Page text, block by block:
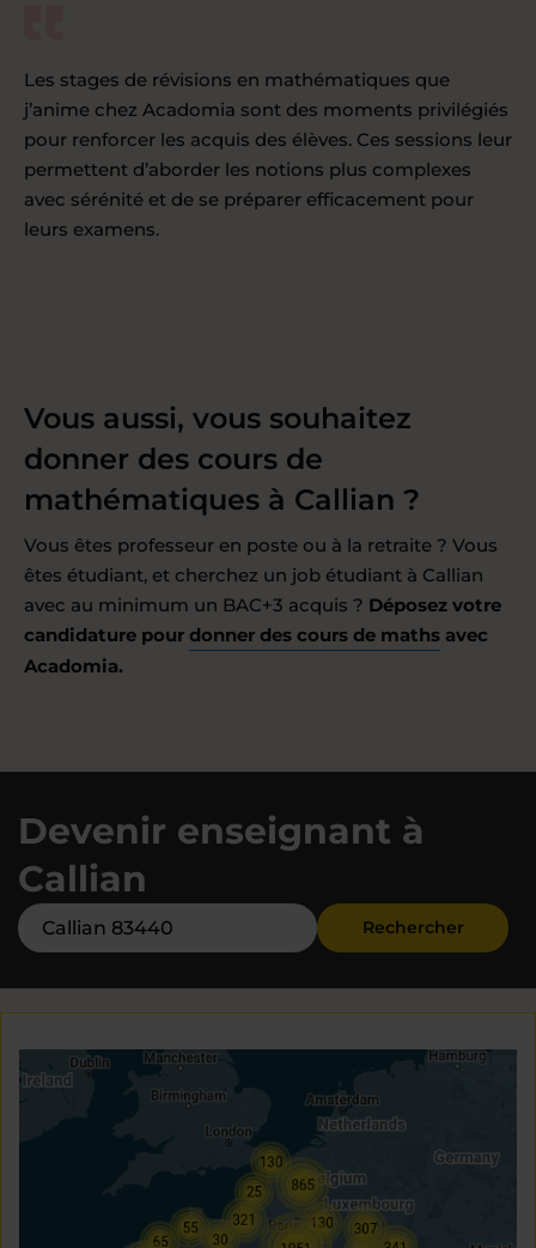
Les stages de révisions en mathématiques que
j’anime chez Acadomia sont des moments privilégiés
pour renforcer les acquis des élèves. Ces sessions leur
permettent d’aborder les notions plus complexes
avec sérénité et de se préparer efficacement pour
leurs examens.
Vous aussi, vous souhaitez
donner des cours de
mathématiques à Callian ?
Vous êtes professeur en poste ou à la retraite ? Vous
êtes étudiant, et cherchez un job étudiant à Callian
avec au minimum un BAC+3 acquis ? Déposez votre
candidature pour donner des cours de maths avec
Acadomia.
Devenir enseignant à
Callian
Rechercher